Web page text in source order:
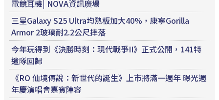
電競耳機| NOVA資訊廣場
三星Galaxy S25 Ultra均熱板加大40%，康寧Gorilla
Armor 2玻璃耐2.2公尺摔落
今年玩得到《決勝時刻：現代戰爭II》正式公開，141特
遣隊回歸
《RO 仙境傳說：新世代的誕生》上市將滿一週年 曝光週
年慶演唱會嘉賓陣容